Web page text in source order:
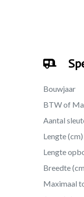
Bouwjaar
BTW of
Aantal
Lengte (cm)
Lengte
Breedte
Maximaal